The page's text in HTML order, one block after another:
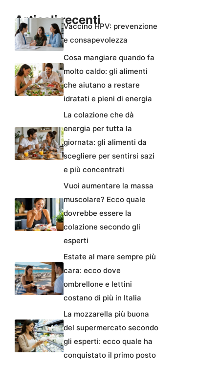
Articoli recentiVaccino HPV: prevenzione
e consapevolezza
Cosa mangiare quando fa
molto caldo: gli alimenti
che aiutano a restare
idratati e pieni di energia
La colazione che dà
energia per tutta la
giornata: gli alimenti da
scegliere per sentirsi sazi
e più concentrati
Vuoi aumentare la massa
muscolare? Ecco quale
dovrebbe essere la
colazione secondo gli
esperti
Estate al mare sempre più
cara: ecco dove
ombrellone e lettini
costano di più in Italia
La mozzarella più buona
del supermercato secondo
gli esperti: ecco quale ha
conquistato il primo posto